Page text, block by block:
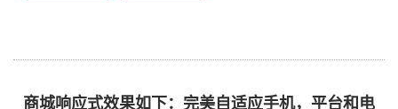
商城响应式效果如下：完美自适应手机，平台和电